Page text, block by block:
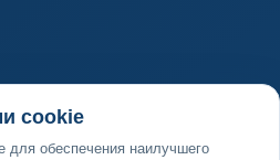
д. 24, пом. 1
cookie
обеспечения наилучшего